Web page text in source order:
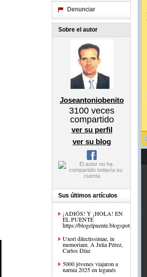
Denunciar
Sobre el autor
Joseantoniobenito
3100 veces
compartido
ver su perfil
ver su blog
Sus últimos artículos
¡ADIÓS! Y ¡HOLA! EN
EL PUENTE
https://blogelpuente.blogspot.com/
Uxori dilectissimae, in
memoriam. A Julia Pérez,
Carlos Díaz
5000 jóvenes viajaron a
narnia 2025 en leganés